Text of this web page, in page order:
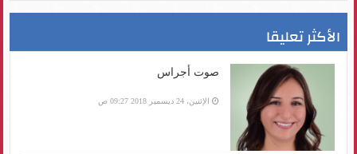
الأكثر تعليقا
صوت أجراس
الإثنين، 24 ديسمبر 2018 09:27 ص